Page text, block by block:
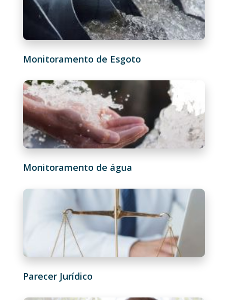
Monitoramento de Esgoto
Monitoramento de água
Parecer Jurídico